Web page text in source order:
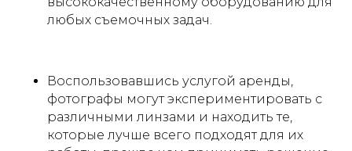
любых съемочных задач.
Воспользовавшись услугой аренды,
фотографы могут экспериментировать с
различными линзами и находить те,
которые лучше всего подходят для их